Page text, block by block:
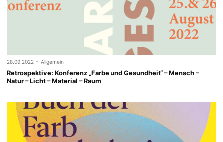
28.09.2022 - Allgemein
Retrospektive: Konferenz „Farbe und Gesundheit“ – Mensch –
Natur – Licht – Material – Raum